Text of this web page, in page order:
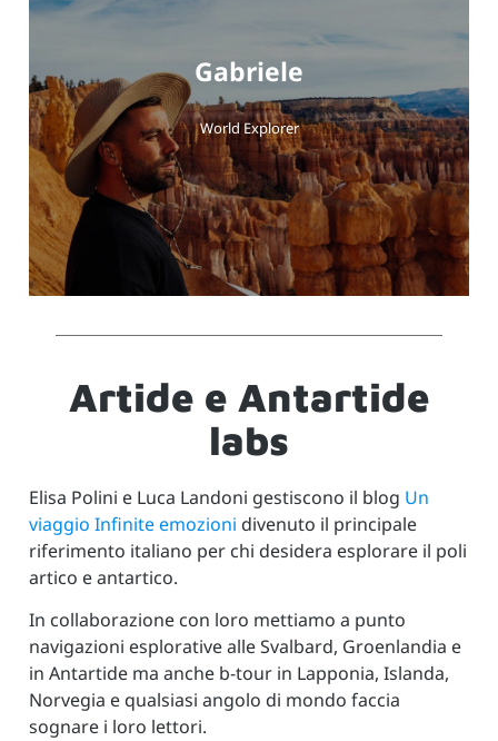
Gabriele
World Explorer
Artide e Antartide
labs
Elisa Polini e Luca Landoni gestiscono il blog Un
viaggio Infinite emozioni divenuto il principale
riferimento italiano per chi desidera esplorare il poli
artico e antartico.
In collaborazione con loro mettiamo a punto
navigazioni esplorative alle Svalbard, Groenlandia e
in Antartide ma anche b-tour in Lapponia, Islanda,
Norvegia e qualsiasi angolo di mondo faccia
sognare i loro lettori.